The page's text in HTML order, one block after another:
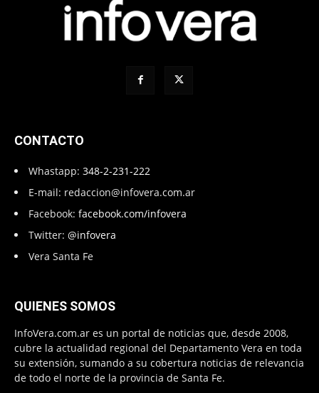
CONTACTO
Whastapp: 348-2-231-222
E-mail: redaccion@infovera.com.ar
Facebook: facebook.com/infovera
Twitter: @infovera
Vera Santa Fe
QUIENES SOMOS
InfoVera.com.ar es un portal de noticias que, desde 2008,
cubre la actualidad regional del Departamento Vera en toda
su extensión, sumando a su cobertura noticias de relevancia
de todo el norte de la provincia de Santa Fe.